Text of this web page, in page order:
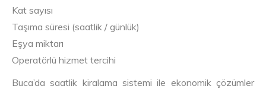
Kat sayısı
Taşıma süresi (saatlik / günlük)
Eşya miktarı
Operatörlü hizmet tercihi
Buca’da saatlik kiralama sistemi ile ekonomik çözümler